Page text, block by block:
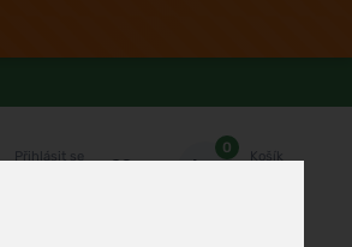
Přihlásit se
0
Košík